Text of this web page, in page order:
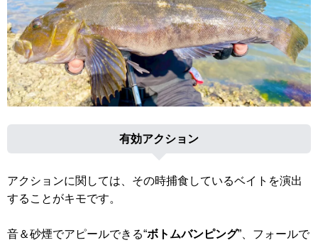
有効アクション
アクションに関しては、その時捕食しているベイトを演出
することがキモです。
音＆砂煙でアピールできる“ボトムバンピング”、フォールで